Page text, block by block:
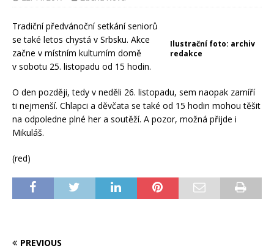
Ilustrační foto: archiv
redakce
Tradiční předvánoční setkání seniorů
se také letos chystá v Srbsku. Akce
začne v místním kulturním domě
v sobotu 25. listopadu od 15 hodin.
O den později, tedy v neděli 26. listopadu, sem naopak zamíří
ti nejmenší. Chlapci a děvčata se také od 15 hodin mohou těšit
na odpoledne plné her a soutěží. A pozor, možná přijde i
Mikuláš.
(red)
PREVIOUS